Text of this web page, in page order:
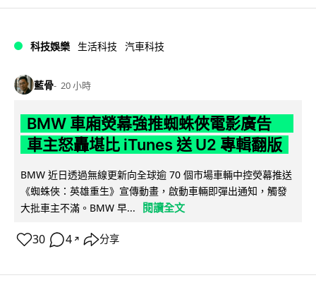
科技娛樂 生活科技 汽車科技
藍骨 20 小時
BMW 車廂熒幕強推蜘蛛俠電影廣告
車主怒轟堪比 iTunes 送 U2 專輯翻版
BMW 近日透過無線更新向全球逾 70 個市場車輛中控熒幕推送
《蜘蛛俠：英雄重生》宣傳動畫，啟動車輛即彈出通知，觸發
大批車主不滿。BMW 早...
閱讀全文
30 4 ↗ 分享